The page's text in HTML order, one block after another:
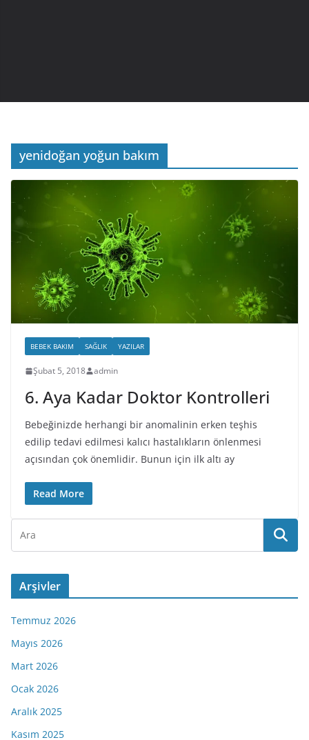
yenidoğan yoğun bakım
BEBEK BAKIM SAĞLIK YAZILAR
Şubat 5, 2018 admin
6. Aya Kadar Doktor Kontrolleri
Bebeğinizde herhangi bir anomalinin erken teşhis
edilip tedavi edilmesi kalıcı hastalıkların önlenmesi
açısından çok önemlidir. Bunun için ilk altı ay
Read More
Arşivler
Temmuz 2026
Mayıs 2026
Mart 2026
Ocak 2026
Aralık 2025
Kasım 2025